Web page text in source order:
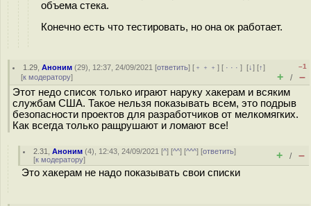
объема стека.
Конечно есть что тестировать, но она ок работает.
1.29 ,Аноним (29), 12:37, 24/09/2021 [ответить] [ ﹢﹢﹢] [ · · ·][↓] [↑]
[к модератору]
–1
+ / –
Этот недо список только играют наруку хакерам и всяким
службам США. Такое нельзя показывать всем, это подрыв
безопасности проектов для разработчиков от мелкомягких.
Как всегда только ращрушают и ломают все!
2.31 ,Аноним (4), 12:43, 24/09/2021 [^] [^^] [^^^] [ответить]
[к модератору] + / –
Это хакерам не надо показывать свои списки